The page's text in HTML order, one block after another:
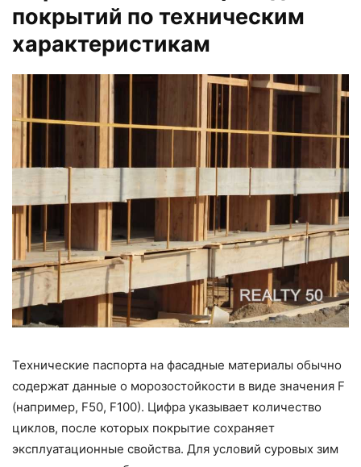
покрытий по техническим
характеристикам
Технические паспорта на фасадные материалы обычно
содержат данные о морозостойкости в виде значения F
(например, F50, F100). Цифра указывает количество
циклов, после которых покрытие сохраняет
эксплуатационные свойства. Для условий суровых зим